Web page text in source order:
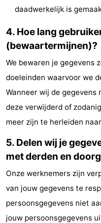
daadwerkelijk is
4. Hoe lang
(bewaartermijnen)?
We bewaren je gegevens
doeleinden waarvoor we
Wanneer wij de gegevens
deze verwijderd of
meer zijn te herleiden
5. Delen wij je
met derden en
Onze werknemers zijn
van jouw gegevens te
persoonsgegevens niet
jouw persoonsgegevens